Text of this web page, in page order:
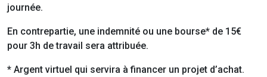
journée.
En contrepartie, une indemnité ou une bourse* de 15€
pour 3h de travail sera attribuée.
* Argent virtuel qui servira à financer un projet d’achat.